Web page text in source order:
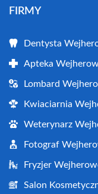
FIRMY
Dentysta
Apteka
Lombard
Kwiaciarnia
Weterynarz
Fotograf
Fryzjer
Salon